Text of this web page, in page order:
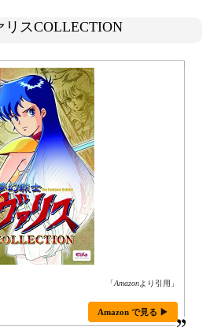
リスCOLLECTION
「Amazonより引用」
Amazon で見る ▶